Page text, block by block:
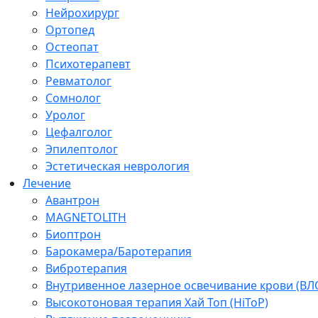
Нейрохирург
Ортопед
Остеопат
Психотерапевт
Ревматолог
Сомнолог
Уролог
Цефалголог
Эпилептолог
Эстетическая неврология
Лечение
Авантрон
MAGNETOLITH
Биоптрон
Барокамера/Баротерапия
Вибротерапия
Внутривенное лазерное освечивание крови
Высокотоновая терапия Хай Топ (HiToP)